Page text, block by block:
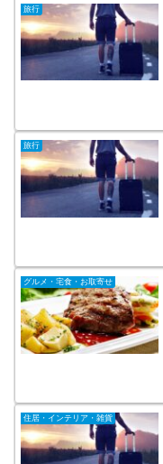
旅行
旅行
グルメ・宅食・お取寄せ
住居・インテリア・雑貨